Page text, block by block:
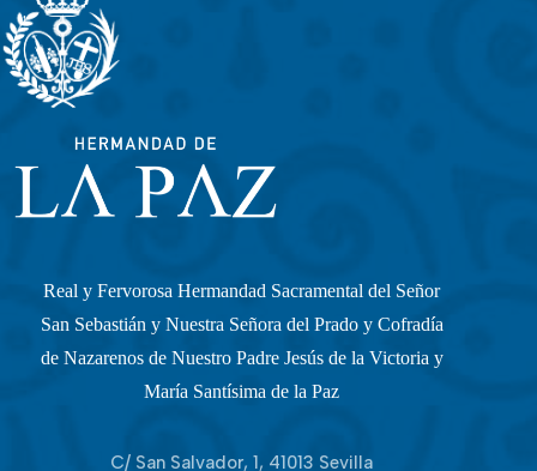
Real y Fervorosa Hermandad Sacramental del Señor
San Sebastián y Nuestra Señora del Prado y Cofradía
de Nazarenos de Nuestro Padre Jesús de la Victoria y
María Santísima de la Paz
C/ San Salvador, 1, 41013 Sevilla